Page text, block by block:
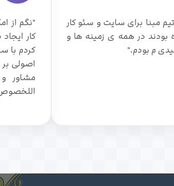
مبنا برای سایت و سئو کار
بودند در همه ی زمینه ها و
م بودم."
"نگم از
کار
کردم با
اصولی
مشاور